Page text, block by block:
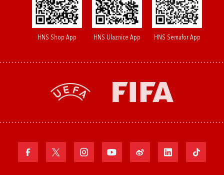
HNS Shop App HNS Ulaznice App HNS Semafor App